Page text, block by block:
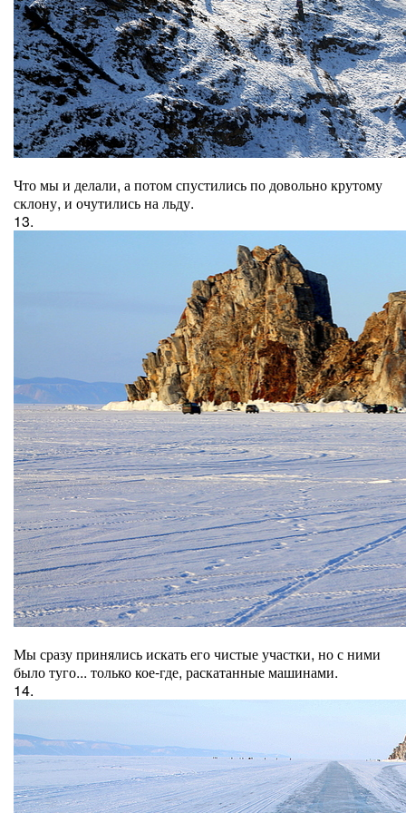
Что мы и делали, а потом спустились по довольно крутому
склону, и очутились на льду.
13.
Мы сразу принялись искать его чистые участки, но с ними
было туго... только кое-где, раскатанные машинами.
14.